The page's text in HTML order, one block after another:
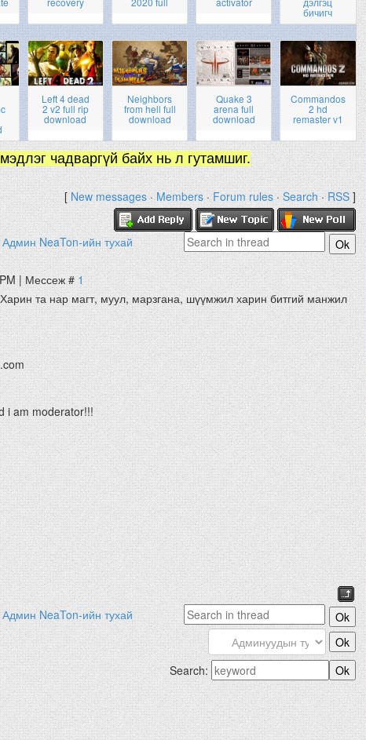
бичигч
Left 4 dead
2 v2 full rip
download
Neighbors
from hell full
download
Quake 3
arena full
download
Commandos
2 hd
remaster v1
чадваргүй байх нь л гутамшиг.
[New messages·Members·Forum rules·Search·RSS]
Админ NeaTon-ийн тухай
| Мессеж #1
та нар магт, муул, марзгана, шүүмжил харин битгий манжил
i am moderator!!!
Админ NeaTon-ийн тухай
Search: